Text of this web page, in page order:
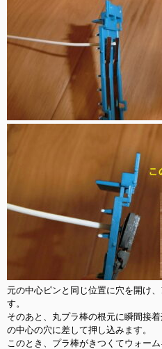
元の中心ピンと同じ位置に穴を開け
す。
そのあと、丸プラ棒の根元に瞬間接
の中心の穴に差して押し込みます。
このとき、プラ棒がきつくてウォー